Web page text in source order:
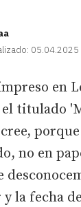
05.04.2025
en
el titulado
no en
la fecha